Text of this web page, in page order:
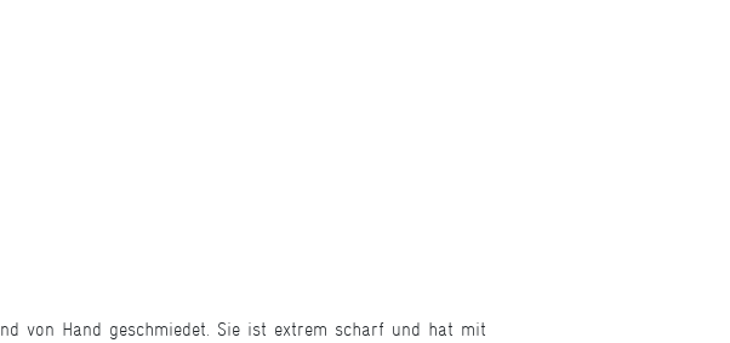
von Hand geschmiedet. Sie ist extrem scharf und hat mit